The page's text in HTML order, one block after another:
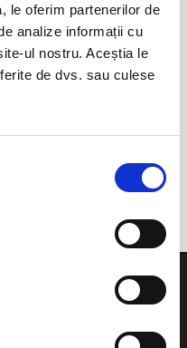
le oferim partenerilor de
analize informații cu
ul nostru. Aceștia le
de dvs. sau culese
apropiat
tarziu